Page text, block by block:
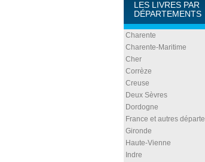
LES LIVRES PAR
DÉPARTEMENTS
Charente
Charente-Maritime
Cher
Corrèze
Creuse
Deux Sèvres
Dordogne
France et autres
Gironde
Haute-Vienne
Indre